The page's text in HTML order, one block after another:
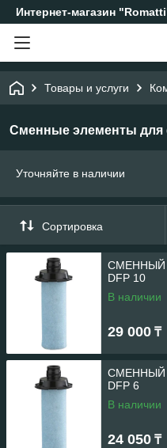
Интернет-магазин
Товары и услуги
Сменные элементы для
Уточняйте в наличии
Сортировка
СМЕННЫЙ
DFP 10
В наличии
29 000 ₸
СМЕННЫЙ
DFP 6
В наличии
24 050 ₸